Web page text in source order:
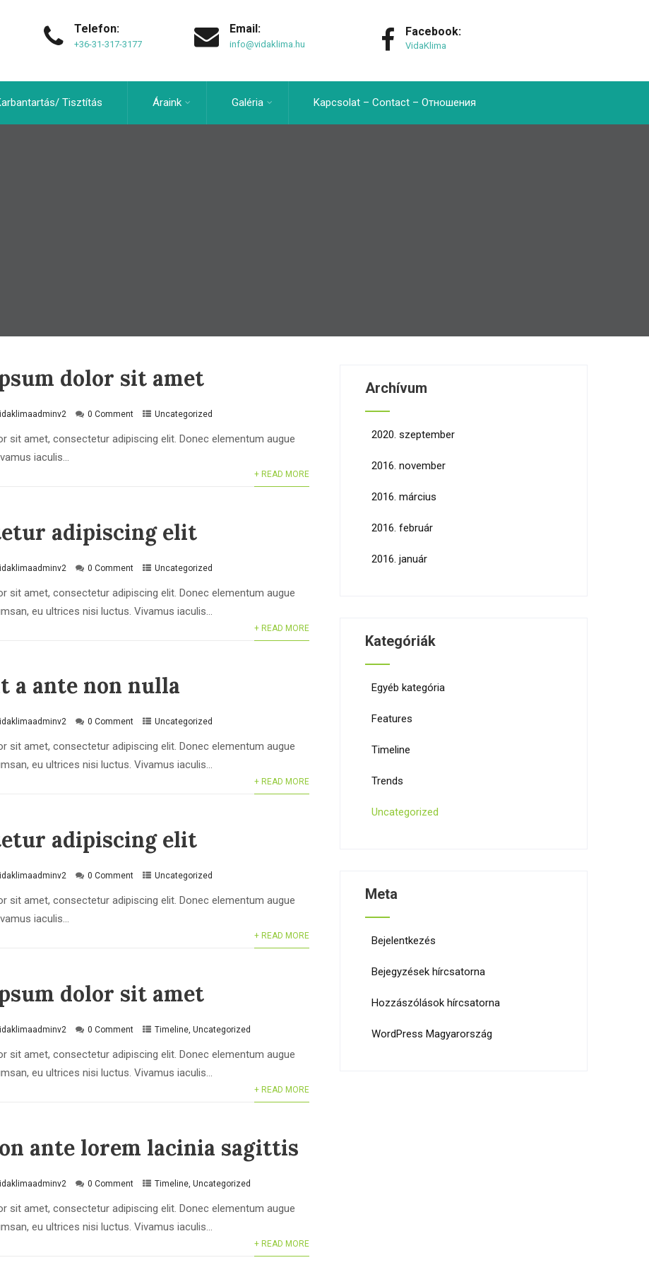
Telefon:
+36-31-317-3177
Email:
info@vidaklima.hu
Facebook:
VidaKlima
Tisztítás Áraink Galéria Kapcsolat – Contact – Oтношения
dolor sit amet
0 Comment Uncategorized
sit amet, consectetur adipiscing elit. Donec elementum augue
iaculis...
+ READ MORE
adipiscing elit
0 Comment Uncategorized
sit amet, consectetur adipiscing elit. Donec elementum augue
eu ultrices nisi luctus. Vivamus iaculis...
+ READ MORE
a ante non nulla
0 Comment Uncategorized
sit amet, consectetur adipiscing elit. Donec elementum augue
eu ultrices nisi luctus. Vivamus iaculis...
+ READ MORE
adipiscing elit
0 Comment Uncategorized
sit amet, consectetur adipiscing elit. Donec elementum augue
iaculis...
+ READ MORE
dolor sit amet
0 Comment Timeline,Uncategorized
sit amet, consectetur adipiscing elit. Donec elementum augue
eu ultrices nisi luctus. Vivamus iaculis...
+ READ MORE
ante lorem lacinia sagittis
0 Comment Timeline ,Uncategorized
sit amet, consectetur adipiscing elit. Donec elementum augue
eu ultrices nisi luctus. Vivamus iaculis...
+ READ MORE
Archívum
2020. szeptember
2016. november
2016. március
2016. február
2016. január
Kategóriák
Egyéb kategória
Features
Timeline
Trends
Uncategorized
Meta
Bejelentkezés
Bejegyzések hírcsatorna
Hozzászólások hírcsatorna
WordPress Magyarország